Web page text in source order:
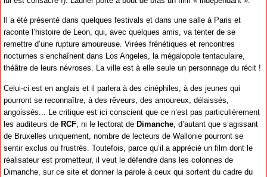
Il a été présenté dans quelques festivals et dans une salle à Paris et
raconte l’histoire de Leon, qui, avec quelques amis, va tenter de se
remettre d’une rupture amoureuse. Virées frénétiques et rencontres
nocturnes s’enchaînent dans Los Angeles, la mégalopole tentaculaire,
théâtre de leurs névroses. La ville est à elle seule un personnage du récit !
Celui-ci est en anglais et il parlera à des cinéphiles, à des jeunes qui
pourront se reconnaître, à des rêveurs, des amoureux, délaissés,
angoissés... Le critique est ici conscient que ce n’est pas particulièrement
les auditeurs de RCF , ni le lectorat de Dimanche , d’autant que s’agissant
de Bruxelles uniquement, nombre de lecteurs de Wallonie pourront se
sentir exclus ou frustrés. Toutefois, parce qu’il a apprécié un film dont le
réalisateur est prometteur, il veut le défendre dans les colonnes de
Dimanche, sur ce site et donner la parole à ceux qui sortent du cadre du